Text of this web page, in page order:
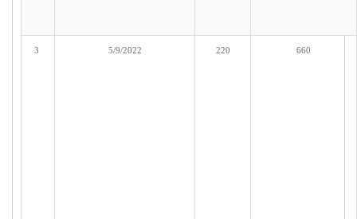
3 5/9/2022 220 660